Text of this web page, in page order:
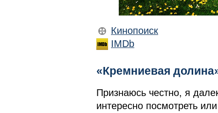
Кинопоиск
IMDb
«Кремниевая
Признаюсь честно, я
интересно посмотреть